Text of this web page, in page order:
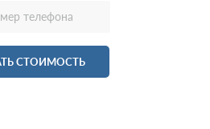
СТОИМОСТЬ